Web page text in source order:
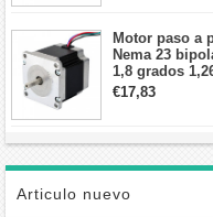
Motor paso a
Nema 23
1,8 grados
2,8A 2,5V
57x57x56mm 4
€17,83
Articulo nuevo